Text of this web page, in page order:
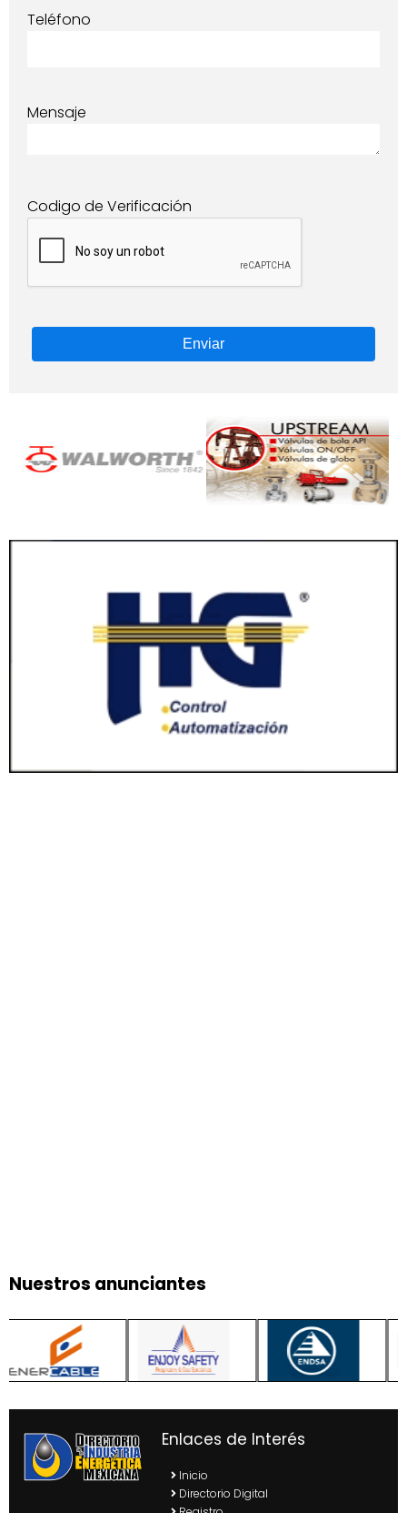
Teléfono
Mensaje
Codigo de Verificación
Enviar
Nuestros anunciantes
Enlaces de Interés
Inicio
Directorio Digital